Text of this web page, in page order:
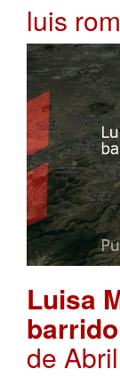
luis
Luisa
de